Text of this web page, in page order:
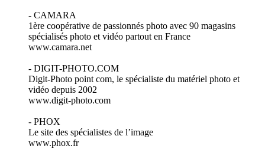
- CAMARA
1ère coopérative de passionnés photo avec 90 magasins
spécialisés photo et vidéo partout en France
www.camara.net
- DIGIT-PHOTO.COM
Digit-Photo point com, le spécialiste du matériel photo et
vidéo depuis 2002
www.digit-photo.com
- PHOX
Le site des spécialistes de l’image
www.phox.fr